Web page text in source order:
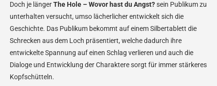
Doch je längerThe Hole – Wovor hast du Angst?sein Publikum zu
unterhalten versucht, umso lächerlicher entwickelt sich die
Geschichte. Das Publikum bekommt auf einem Silbertablett die
Schrecken aus dem Loch präsentiert, welche dadurch ihre
entwickelte Spannung auf einen Schlag verlieren und auch die
Dialoge und Entwicklung der Charaktere sorgt für immer stärkeres
Kopfschütteln.